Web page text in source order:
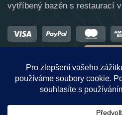
vytříbený bazén s restaurací
© 2025 · ALSUS Boutique Hotel
Našli jste